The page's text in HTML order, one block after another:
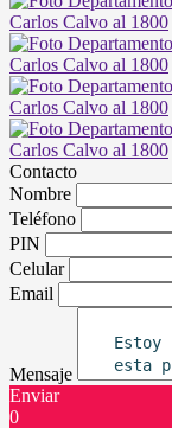
Contacto
Nombre
Teléfono
PIN
Celular
Email
Mensaje
Enviar
0